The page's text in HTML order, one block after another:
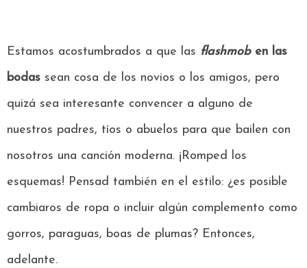
Estamos acostumbrados a que las flashmoben las
bodas sean cosa de los novios o los amigos, pero
quizá sea interesante convencer a alguno de
nuestros padres, tíos o abuelos para que bailen con
nosotros una canción moderna. ¡Romped los
esquemas! Pensad también en el estilo: ¿es posible
cambiaros de ropa o incluir algún complemento como
gorros, paraguas, boas de plumas? Entonces,
adelante.